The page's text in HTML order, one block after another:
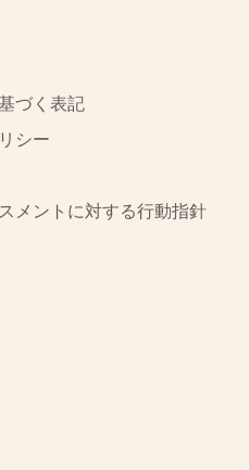
づく表記
シー
メントに対する行動指針